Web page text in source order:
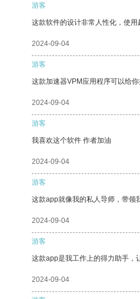
游客
这款软件的设计非常人性化，使用
2024-09-04
游客
这款加速器VPM应用程序可以给
2024-09-04
游客
我喜欢这个软件 作者加油
2024-09-04
游客
这款app就像我的私人导师，带领
2024-09-04
游客
这款app是我工作上的得力助手，
2024-09-04